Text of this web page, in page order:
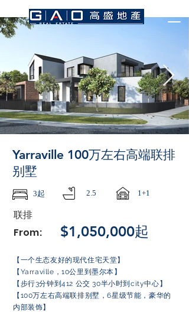
Yarraville 100万左右高端联排
别墅
3起 2.5 1+1
联排
$1,050,000起
From:
【一个生态友好的现代住宅天堂】
【Yarraville，10公里到墨尔本】
【步行3分钟到412 公交 30半小时到city中心】
【100万左右高端联排别墅，6星级节能，豪华的
内部装饰】